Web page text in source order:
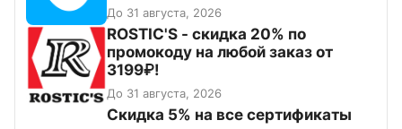
До 31 августа, 2026
ROSTIC'S - скидка 20% по
промокоду на любой заказ от
3199₽!
До 31 августа, 2026
Скидка 5% на все сертификаты